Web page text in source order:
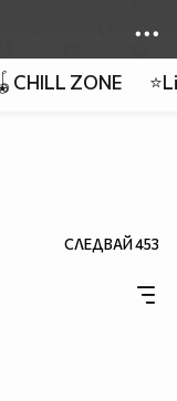
ZONE
СЛЕДВАЙ453